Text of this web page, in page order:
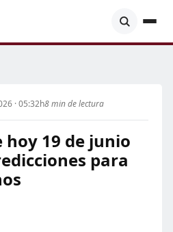
· 05:32h8 min de lectura
hoy 19 de junio
para